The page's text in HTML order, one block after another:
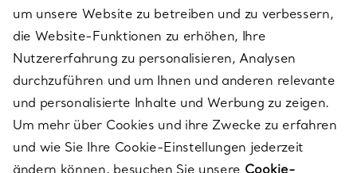
ÜBER TIFFANY & CO.
RECHTLICHE HINWEISE
um unsere Website zu betreiben und zu verbessern,
die Website-Funktionen zu erhöhen, Ihre
Nutzererfahrung zu personalisieren, Analysen
durchzuführen und um Ihnen und anderen relevante
und personalisierte Inhalte und Werbung zu zeigen.
Um mehr über Cookies und ihre Zwecke zu erfahren
und wie Sie Ihre Cookie-Einstellungen jederzeit
ändern können, besuchen Sie unsere Cookie-